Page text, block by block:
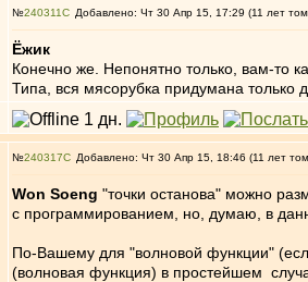
№240311 Добавлено: Чт 30 Апр 15, 17:29 (11 лет
Ёжик
Конечно же. Непонятно только, вам-то
Типа, вся мясорубка придумана
№240317 Добавлено: Чт 30 Апр 15, 18:46 (11 лет
Won Soeng "точки останова" можно
с программированием, но, думаю, в
По-Вашему для "волновой функции"
(волновая функция) в простейшем